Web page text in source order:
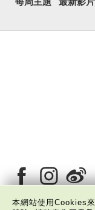
本網站使用Cookies